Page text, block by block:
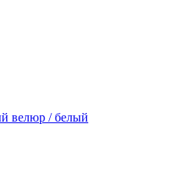
велюр / белый